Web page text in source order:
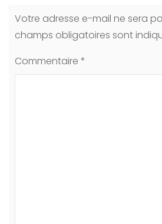
Votre adresse e-mail ne sera
champs obligatoires sont
Commentaire *